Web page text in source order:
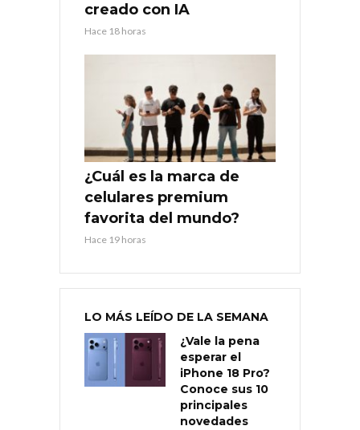
creado con IA
Hace 18 horas
¿Cuál es la marca de
celulares premium
favorita del mundo?
Hace 19 horas
LO MÁS LEÍDO DE LA SEMANA
¿Vale la pena
esperar el
iPhone 18 Pro?
Conoce sus 10
principales
novedades